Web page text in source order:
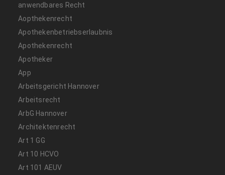
anwendbares Recht
Aopthekenrecht
Apothekenbetriebserlaubnis
Apothekenrecht
Apotheker
App
Arbeitsgericht Hannover
Arbeitsrecht
ArbG Hannover
Architektenrecht
Art 1 GG
Art 10 HCVO
Art 101 AEUV